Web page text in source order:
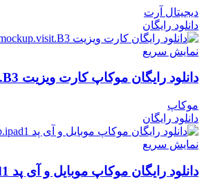
دیجیتال آرت
دانلود رایگان
نمایش سریع
دانلود رایگان موکاپ کارت ویزیت mockup.visit.B3
موکاپ
دانلود رایگان
نمایش سریع
دانلود رایگان موکاپ موبایل و آی پد mockup.ipad1